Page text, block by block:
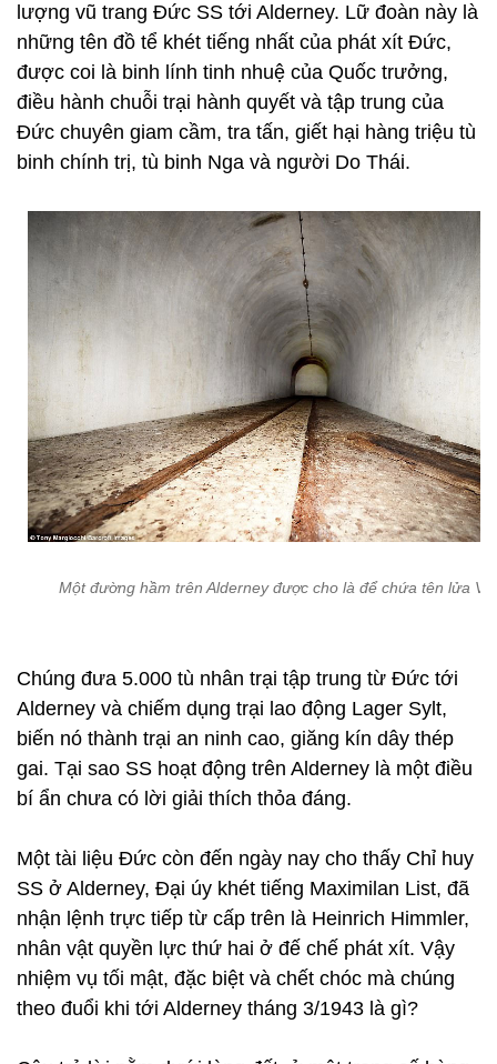
lượng vũ trang Đức SS tới Alderney. Lữ đoàn này là
những tên đồ tể khét tiếng nhất của phát xít Đức,
được coi là binh lính tinh nhuệ của Quốc trưởng,
điều hành chuỗi trại hành quyết và tập trung của
Đức chuyên giam cầm, tra tấn, giết hại hàng triệu tù
binh chính trị, tù binh Nga và người Do Thái.
Một đường hầm trên Alderney được cho là để chứa tên lửa V1
Chúng đưa 5.000 tù nhân trại tập trung từ Đức tới
Alderney và chiếm dụng trại lao động Lager Sylt,
biến nó thành trại an ninh cao, giăng kín dây thép
gai. Tại sao SS hoạt động trên Alderney là một điều
bí ẩn chưa có lời giải thích thỏa đáng.
Một tài liệu Đức còn đến ngày nay cho thấy Chỉ huy
SS ở Alderney, Đại úy khét tiếng Maximilan List, đã
nhận lệnh trực tiếp từ cấp trên là Heinrich Himmler,
nhân vật quyền lực thứ hai ở đế chế phát xít. Vậy
nhiệm vụ tối mật, đặc biệt và chết chóc mà chúng
theo đuổi khi tới Alderney tháng 3/1943 là gì?